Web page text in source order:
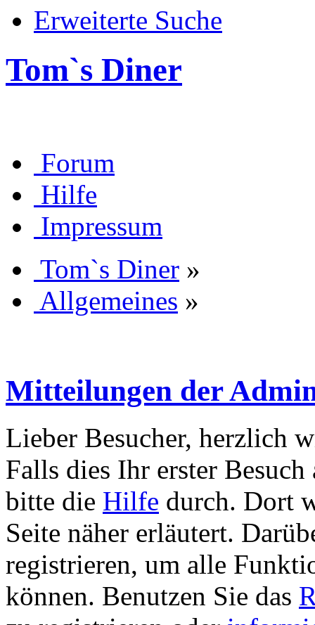
Erweiterte Suche
Tom`s Diner
Forum
Hilfe
Impressum
Tom`s Diner »
Allgemeines »
Mitteilungen der
Lieber Besucher, herzlich
Falls dies Ihr erster
bitte die Hilfe durch. Dort
Seite näher erläutert.
registrieren, um alle
können. Benutzen Sie das